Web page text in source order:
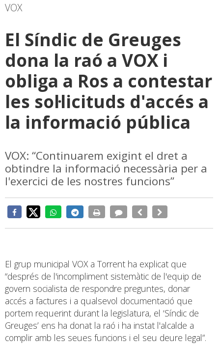
VOX
El Síndic de Greuges
dona la raó a VOX i
obliga a Ros a contestar
les sol·licituds d'accés a
la informació pública
VOX: “Continuarem exigint el dret a
obtindre la informació necessària per a
l'exercici de les nostres funcions”
El grup municipal VOX a Torrent ha explicat que
“després de l'incompliment sistemàtic de l'equip de
govern socialista de respondre preguntes, donar
accés a factures i a qualsevol documentació que
portem requerint durant la legislatura, el ‘Síndic de
Greuges’ ens ha donat la raó i ha instat l'alcalde a
complir amb les seues funcions i el seu deure legal”.